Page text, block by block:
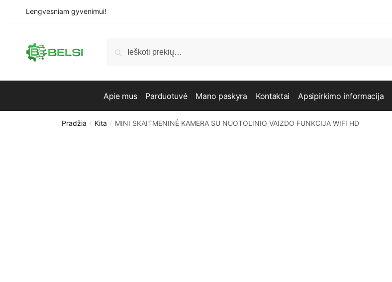
Lengvesniam gyvenimui!
Ieškoti
Apie mus Parduotuvė Mano paskyra Kontaktai Apsipirkimo informacija
Pradžia / Kita / MINI SKAITMENINĖ KAMERA SU NUOTOLINIO VAIZDO FUNKCIJA WIFI HD